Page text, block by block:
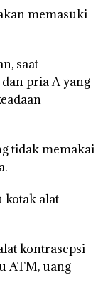
memasuki
saat
pria A yang
tidak memakai
kotak alat
kontrasepsi
ATM, uang